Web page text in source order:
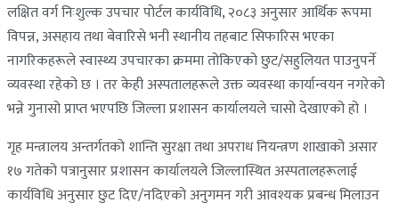
लक्षित वर्ग निःशुल्क उपचार पोर्टल कार्यविधि, २०८३ अनुसार आर्थिक रूपमा
विपन्न, असहाय तथा बेवारिसे भनी स्थानीय तहबाट सिफारिस भएका
नागरिकहरूले स्वास्थ्य उपचारका क्रममा तोकिएको छुट/सहुलियत पाउनुपर्ने
व्यवस्था रहेको छ । तर केही अस्पतालहरूले उक्त व्यवस्था कार्यान्वयन नगरेको
भन्ने गुनासो प्राप्त भएपछि जिल्ला प्रशासन कार्यालयले चासो देखाएको हो ।
गृह मन्त्रालय अन्तर्गतको शान्ति सुरक्षा तथा अपराध नियन्त्रण शाखाको असार
१७ गतेको पत्रानुसार प्रशासन कार्यालयले जिल्लास्थित अस्पतालहरूलाई
कार्यविधि अनुसार छुट दिए/नदिएको अनुगमन गरी आवश्यक प्रबन्ध मिलाउन